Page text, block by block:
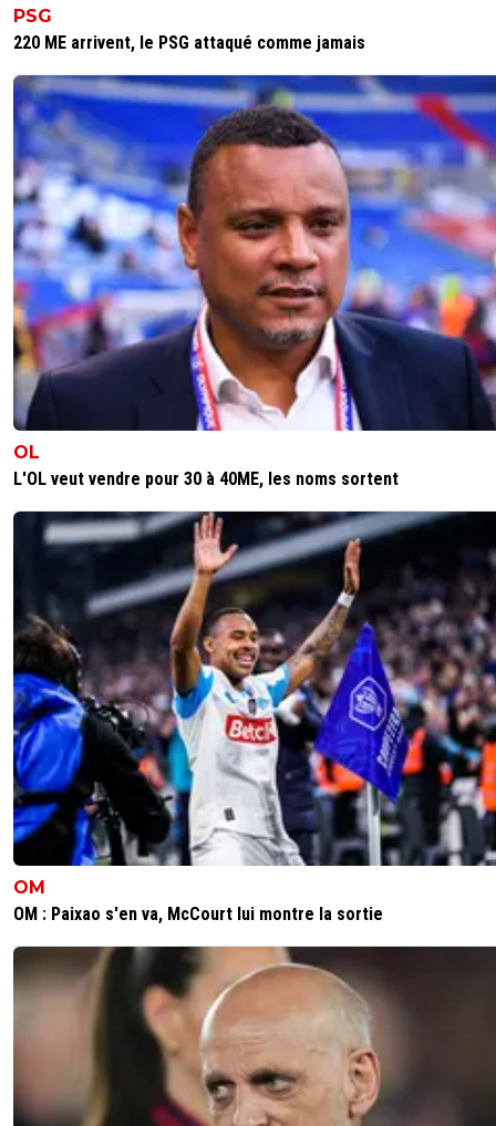
PSG
220 ME arrivent, le PSG attaqué comme jamais
OL
L'OL veut vendre pour 30 à 40ME, les noms sortent
OM
OM : Paixao s'en va, McCourt lui montre la sortie